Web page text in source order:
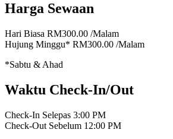
Harga Sewaan
Hari Biasa RM300.00 /Malam
Hujung Minggu* RM300.00 /Malam
*Sabtu & Ahad
Waktu Check-In/Out
Check-In Selepas 3:00 PM
Check-Out Sebelum 12:00 PM